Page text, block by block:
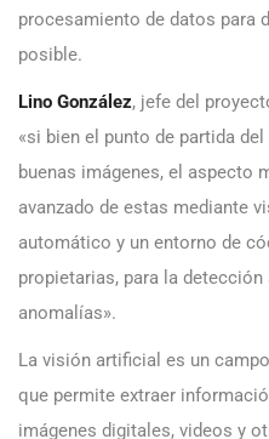
procesamiento de datos para
posible.
Lino González, jefe del
«si bien el punto de partida
buenas imágenes, el aspecto
avanzado de estas mediante
automático y un entorno de
propietarias, para la
anomalías».
La visión artificial es un
que permite extraer
imágenes digitales, videos y